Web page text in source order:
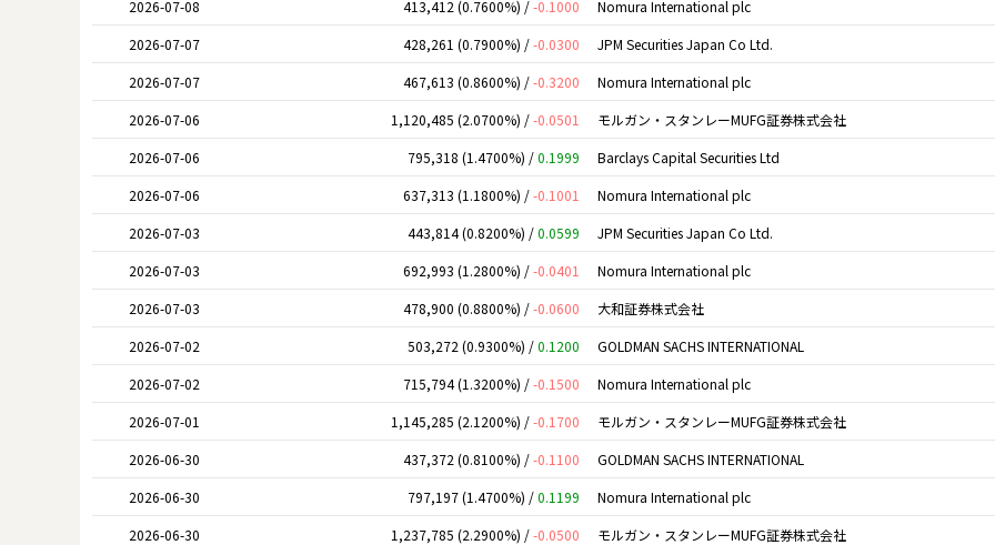
2026-07-08
413,412 (0.7600%) /-0.1000 Nomura International plc
2026-07-07
428,261 (0.7900%) /-0.0300 JPM Securities Japan Co Ltd.
2026-07-07
467,613 (0.8600%) /-0.3200 Nomura International plc
2026-07-06
1,120,485 (2.0700%) /-0.0501 モルガン・スタンレーMUFG証券株式会社
2026-07-06
795,318 (1.4700%) /0.1999 Barclays Capital Securities Ltd
2026-07-06
637,313 (1.1800%) /-0.1001 Nomura International plc
2026-07-03
443,814 (0.8200%) /0.0599 JPM Securities Japan Co Ltd.
2026-07-03
692,993 (1.2800%) /-0.0401 Nomura International plc
2026-07-03
478,900 (0.8800%) /-0.0600 大和証券株式会社
2026-07-02
503,272 (0.9300%) /0.1200 GOLDMAN SACHS INTERNATIONAL
2026-07-02
715,794 (1.3200%) /-0.1500 Nomura International plc
2026-07-01
1,145,285 (2.1200%) /-0.1700 モルガン・スタンレーMUFG証券株式会社
2026-06-30
437,372 (0.8100%) /-0.1100 GOLDMAN SACHS INTERNATIONAL
2026-06-30
797,197 (1.4700%) /0.1199 Nomura International plc
2026-06-30
1,237,785 (2.2900%) /-0.0500 モルガン・スタンレーMUFG証券株式会社